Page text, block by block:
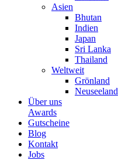
Asien
Bhutan
Indien
Japan
Sri Lanka
Thailand
Weltweit
Grönland
Neuseeland
Über uns
Awards
Gutscheine
Blog
Kontakt
Jobs